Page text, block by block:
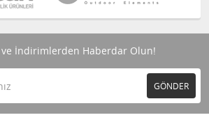
ve İndirimlerden Haberdar Olun!
GÖNDER